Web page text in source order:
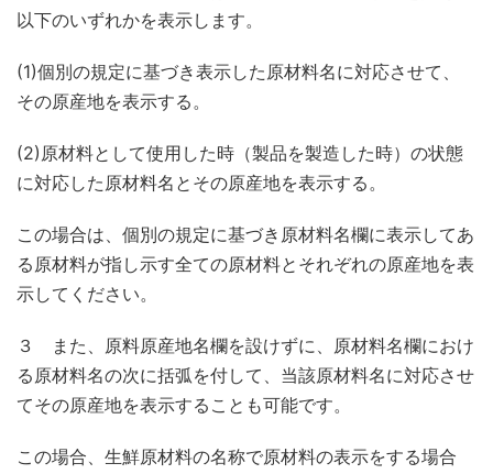
以下のいずれかを表示します。
(1)個別の規定に基づき表示した原材料名に対応させて、
その原産地を表示する。
(2)原材料として使用した時（製品を製造した時）の状態
に対応した原材料名とその原産地を表示する。
この場合は、個別の規定に基づき原材料名欄に表示してあ
る原材料が指し示す全ての原材料とそれぞれの原産地を表
示してください。
３ また、原料原産地名欄を設けずに、原材料名欄におけ
る原材料名の次に括弧を付して、当該原材料名に対応させ
てその原産地を表示することも可能です。
この場合、生鮮原材料の名称で原材料の表示をする場合